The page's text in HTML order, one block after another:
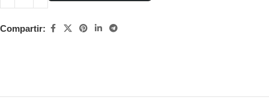
Compartir: